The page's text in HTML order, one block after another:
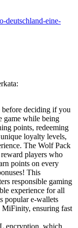
deutschland-eine-
deciding if you
game while being
points, redeeming
loyalty levels,
The Wolf Pack
players who
points on every
This
responsible gaming
experience for all
popular e-wallets
MiFinity, ensuring fast